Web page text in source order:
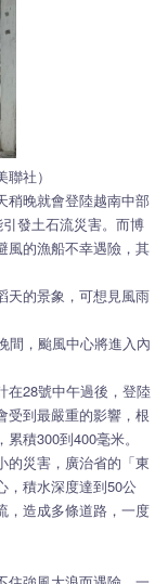
社）
稍晚就會登陸越南中部
發土石流災害。而博
風的漁船不幸遇險，其
天的景象，可想見風雨
間，颱風中心將進入內
在28號中午過後，登陸
受到最嚴重的影響，根
積300到400毫米。
的災害，廣治省的「東
，積水深度達到50公
，造成多條道路，一度